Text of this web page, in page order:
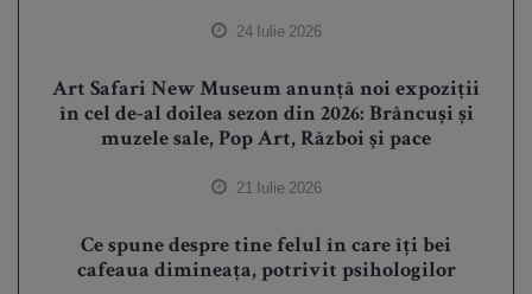
24 Iulie 2026
Art Safari New Museum anunță noi expoziții
în cel de-al doilea sezon din 2026: Brâncuși și
muzele sale, Pop Art, Război și pace
21 Iulie 2026
Ce spune despre tine felul în care îți bei
cafeaua dimineața, potrivit psihologilor